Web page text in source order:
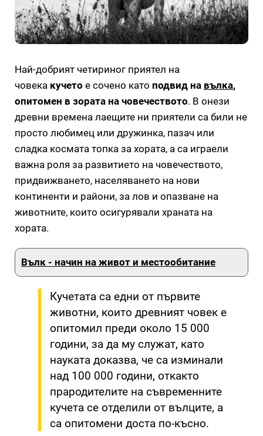
Най-добрият четириног приятел на
човека кучето е сочено като подвид на вълка,
опитомен в зората на човечеството. В онези
древни времена лаещите ни приятели са били не
просто любимец или дружинка, пазач или
сладка космата топка за хората, а са играели
важна роля за развитието на човечеството,
придвижването, населяването на нови
континенти и райони, за лов и опазване на
животните, които осигурявали храната на
хората.
Вълк - начин на живот и местообитание
Кучетата са едни от първите
животни, които древният човек е
опитомил преди около 15 000
години, за да му служат, като
науката доказва, че са изминали
над 100 000 години, откакто
прародителите на съвременните
кучета се отделили от вълците, а
са опитомени доста по-късно.